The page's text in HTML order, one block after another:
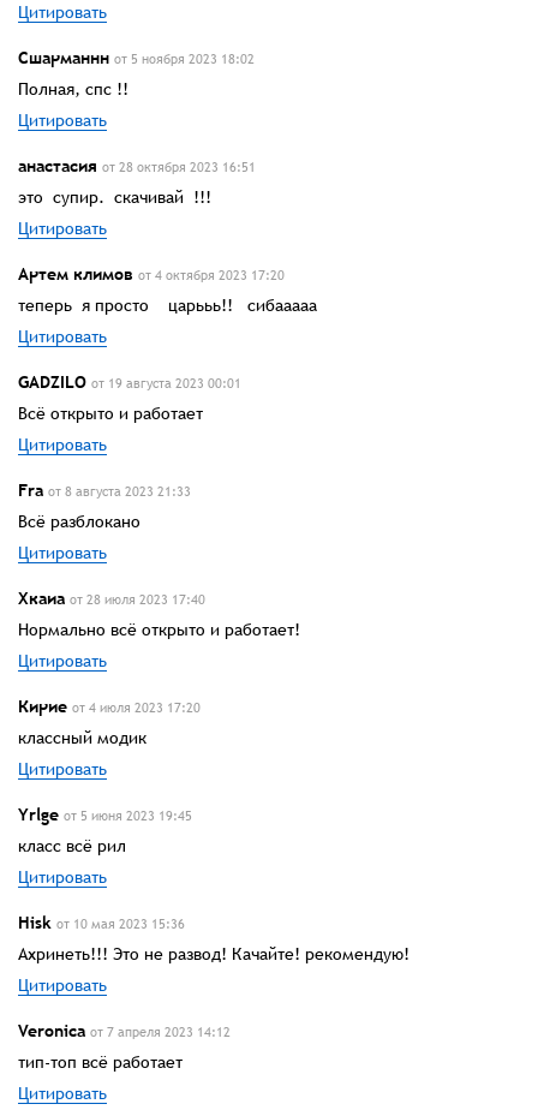
Цитировать
Сшарманнн от 5 ноября 2023 18:02
Полная, спс !!
Цитировать
анастасия от 28 октября 2023 16:51
это супир. скачивай !!!
Цитировать
Артем климов от 4 октября 2023 17:20
теперь я просто царььь!! сибааааа
Цитировать
GADZILO от 19 августа 2023 00:01
Всё открыто и работает
Цитировать
Fra от 8 августа 2023 21:33
Всё разблокано
Цитировать
Хкаиа от 28 июля 2023 17:40
Нормально всё открыто и работает!
Цитировать
Кирие от 4 июля 2023 17:20
классный модик
Цитировать
Yrlge от 5 июня 2023 19:45
класс всё рил
Цитировать
Hisk от 10 мая 2023 15:36
Ахринеть!!! Это не развод! Качайте! рекомендую!
Цитировать
Veronica от 7 апреля 2023 14:12
тип-топ всё работает
Цитировать